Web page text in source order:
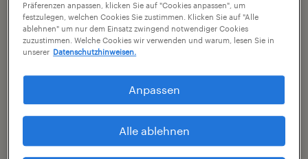
Präferenzen anpassen, klicken Sie auf "Cookies anpassen", um
festzulegen, welchen Cookies Sie zustimmen. Klicken Sie auf "Alle
ablehnen" um nur dem Einsatz zwingend notwendiger Cookies
zuzustimmen. Welche Cookies wir verwenden und warum, lesen Sie in
unserer Datenschutzhinweisen.
Anpassen
Alle ablehnen